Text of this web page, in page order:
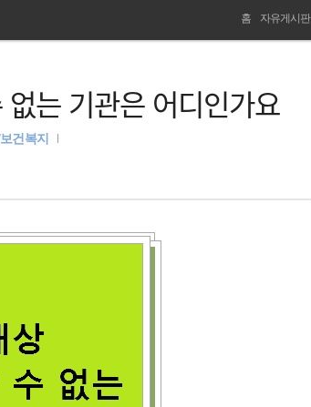
홈 자유게시판
는 기관은 어디인가요
건복지